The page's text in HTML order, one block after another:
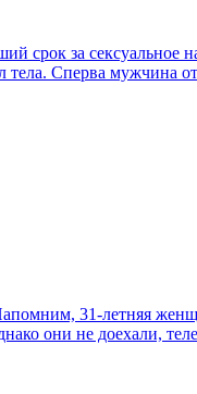
срок за сексуальное
тела. Сперва мужчина
31-летняя
они не доехали,